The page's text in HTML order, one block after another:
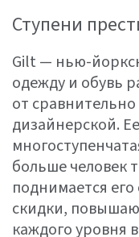
Ступени
Gilt — нью-
одежду и обувь
от
дизайнерской.
больше человек
поднимается его
скидки,
каждого уровня